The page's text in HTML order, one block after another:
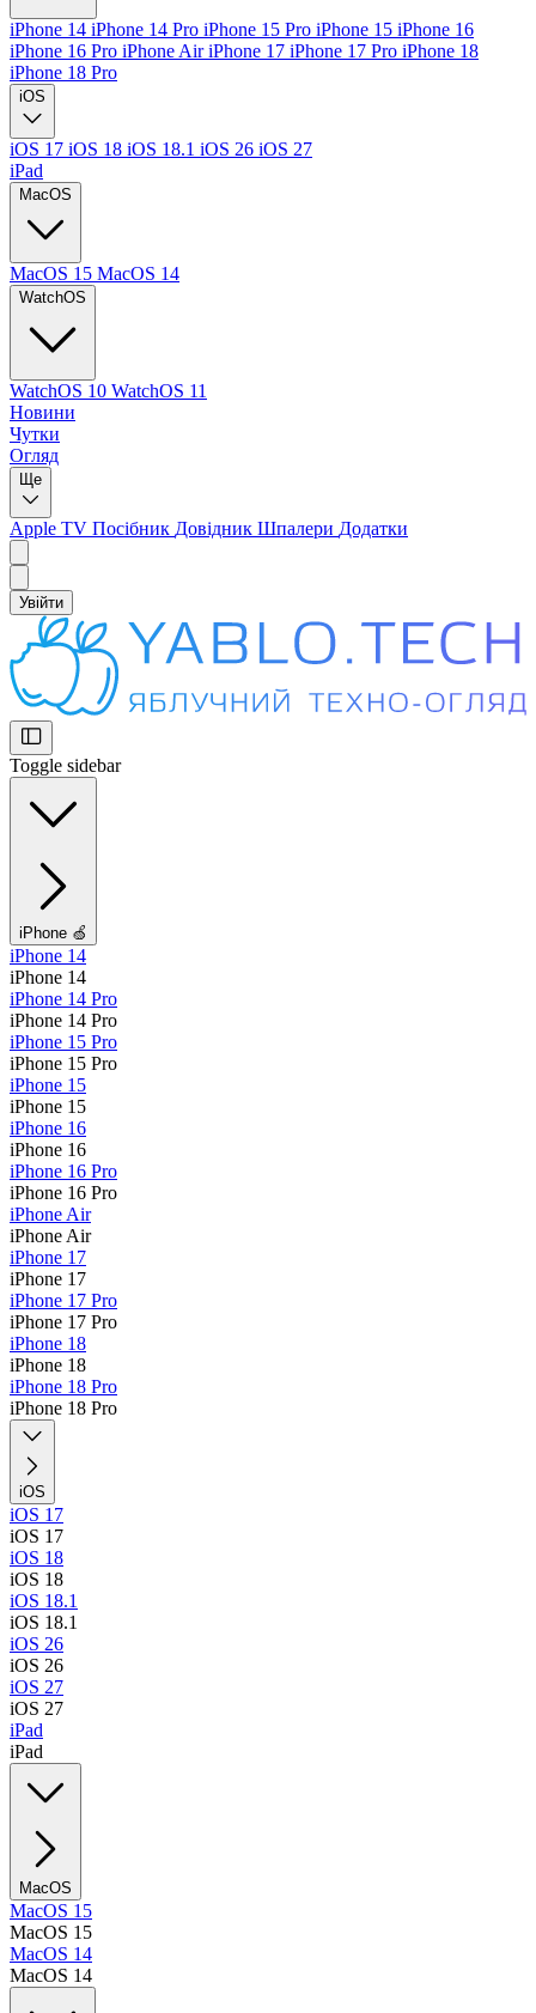
iPhone 14 iPhone 14 Pro iPhone 15 Pro iPhone 15 iPhone 16
iPhone 16 Pro iPhone AiriPhone 17 iPhone 17 Pro iPhone 18
iPhone 18 Pro
iOS
iOS 17 iOS 18 iOS 18.1 iOS 26 iOS 27
iPad
MacOS
MacOS 15 MacOS 14
WatchOS
WatchOS 10 WatchOS 11
Новини
Чутки
Огляд
Ще
Apple TV Посібник Довідник Шпалери Додатки
Увійти
Toggle sidebar
iPhone 🍏
iPhone 14
iPhone 14
iPhone 14 Pro
iPhone 14 Pro
iPhone 15 Pro
iPhone 15 Pro
iPhone 15
iPhone 15
iPhone 16
iPhone 16
iPhone 16 Pro
iPhone 16 Pro
iPhone Air
iPhone Air
iPhone 17
iPhone 17
iPhone 17 Pro
iPhone 17 Pro
iPhone 18
iPhone 18
iPhone 18 Pro
iPhone 18 Pro
iOS
iOS 17
iOS 17
iOS 18
iOS 18
iOS 18.1
iOS 18.1
iOS 26
iOS 26
iOS 27
iOS 27
iPad
iPad
MacOS
MacOS 15
MacOS 15
MacOS 14
MacOS 14